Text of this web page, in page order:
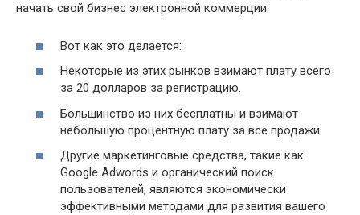
начать свой бизнес электронной коммерции.
Вот как это делается:
Некоторые из этих рынков взимают плату всего
за 20 долларов за регистрацию.
Большинство из них бесплатны и взимают
небольшую процентную плату за все продажи.
Другие маркетинговые средства, такие как
Google Adwords и органический поиск
пользователей, являются экономически
эффективными методами для развития вашего